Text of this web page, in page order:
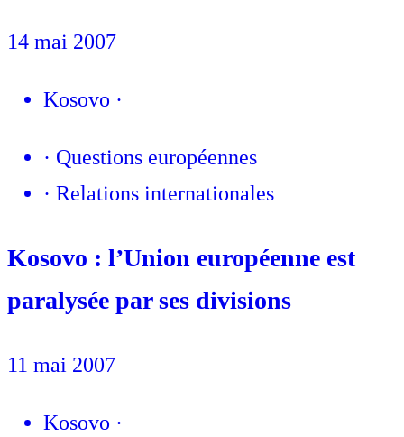
14 mai 2007
Kosovo ·
· Questions européennes
· Relations internationales
Kosovo : l’Union européenne est
paralysée par ses divisions
11 mai 2007
Kosovo ·